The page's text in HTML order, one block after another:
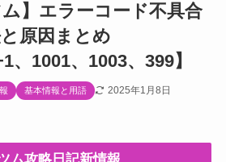
ム】エラーコード不具合
原因まとめ
、1001、1003、399】
基本情報と用語
2025年1月8日